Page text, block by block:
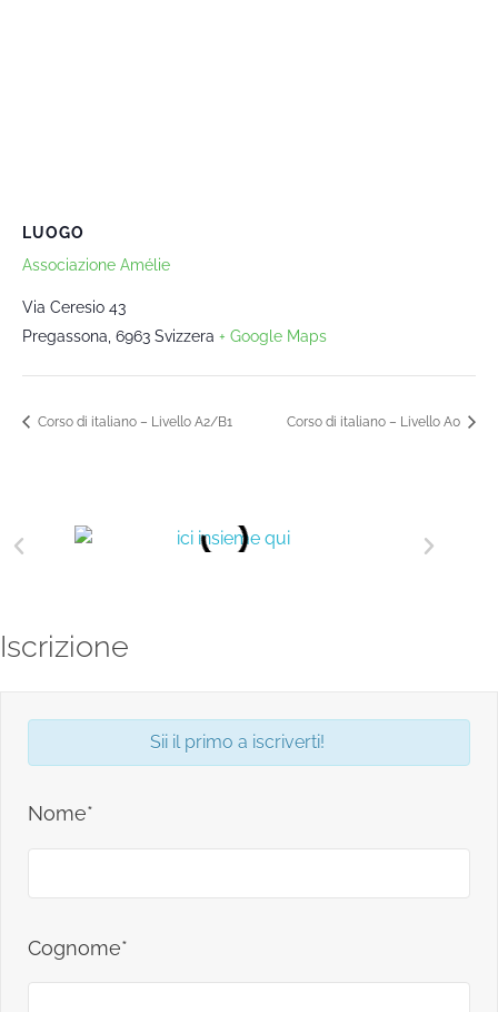
LUOGO
Associazione Amélie
Via Ceresio 43
Pregassona 6963 Svizzera + Google Maps
Corso di italiano – Livello A2/B1 Corso di italiano – Livello A0
Iscrizione
Sii il primo a iscriverti!
Nome*
Cognome*